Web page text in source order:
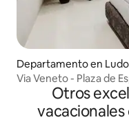
Departamento en
Via Veneto - Plaza de
Otros